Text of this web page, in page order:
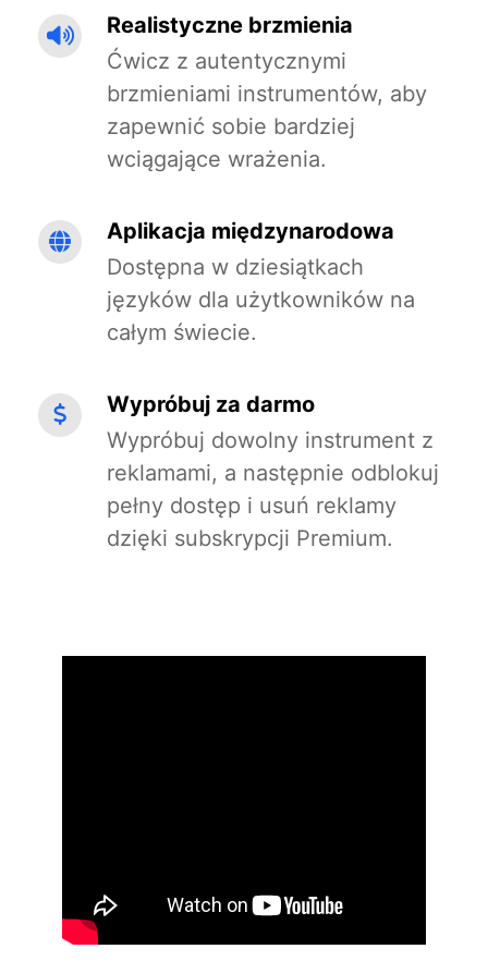
Realistyczne brzmienia
Ćwicz z autentycznymi
brzmieniami instrumentów, aby
zapewnić sobie bardziej
wciągające wrażenia.
Aplikacja międzynarodowa
Dostępna w dziesiątkach
języków dla użytkowników na
całym świecie.
Wypróbuj za darmo
Wypróbuj dowolny instrument z
reklamami, a następnie odblokuj
pełny dostęp i usuń reklamy
dzięki subskrypcji Premium.